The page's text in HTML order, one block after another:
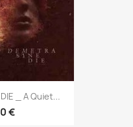
_ A Quiet...
€